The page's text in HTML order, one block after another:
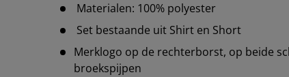
Materialen: 100% polyester
Set bestaande uit Shirt en Short
Merklogo op de rechterborst, op beide
broekspijpen